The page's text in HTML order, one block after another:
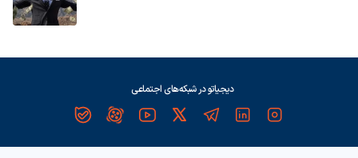
دیجیاتو در شبکه‌های اجتماعی